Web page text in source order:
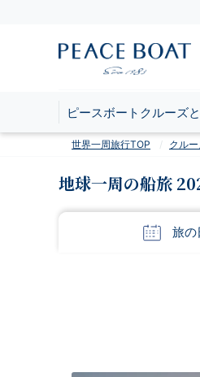
ピースボートクルーズ
世界一周旅行TOP クル
地球一周の船旅
旅の